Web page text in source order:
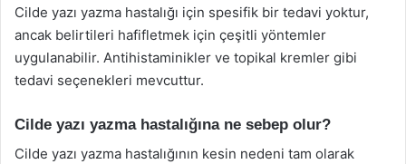
Cilde yazı yazma hastalığı için spesifik bir tedavi yoktur,
ancak belirtileri hafifletmek için çeşitli yöntemler
uygulanabilir. Antihistaminikler ve topikal kremler gibi
tedavi seçenekleri mevcuttur.
Cilde yazı yazma hastalığına ne sebep olur?
Cilde yazı yazma hastalığının kesin nedeni tam olarak